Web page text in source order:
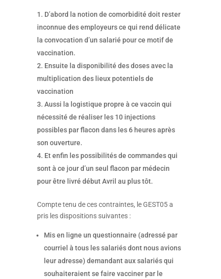
D’abord la notion de comorbidité doit rester
inconnue des employeurs ce qui rend délicate
la convocation d’un salarié pour ce motif de
vaccination.
Ensuite la disponibilité des doses avec la
multiplication des lieux potentiels de
vaccination
Aussi la logistique propre à ce vaccin qui
nécessité de réaliser les 10 injections
possibles par flacon dans les 6 heures après
son ouverture.
Et enfin les possibilités de commandes qui
sont à ce jour d’un seul flacon par médecin
pour être livré début Avril au plus tôt.
Compte tenu de ces contraintes, le GEST05 a
pris les dispositions suivantes :
Mis en ligne un questionnaire (adressé par
courriel à tous les salariés dont nous avions
leur adresse) demandant aux salariés qui
souhaiteraient se faire vacciner par le